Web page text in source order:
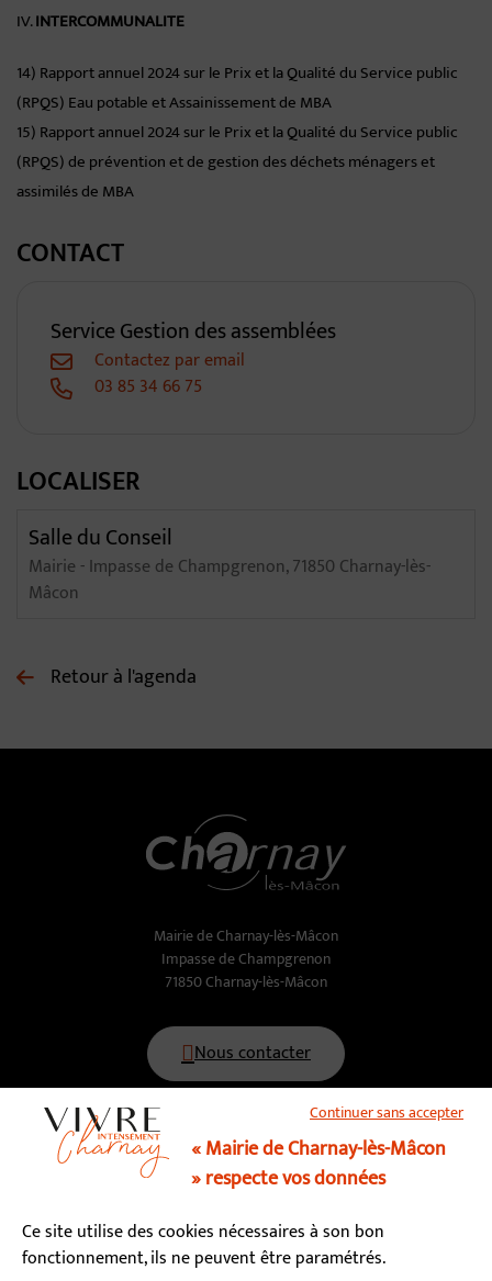
IV.INTERCOMMUNALITE
14) Rapport annuel 2024 sur le Prix et la Qualité du Service public
(RPQS) Eau potable et Assainissement de MBA
15) Rapport annuel 2024 sur le Prix et la Qualité du Service public
(RPQS) de prévention et de gestion des déchets ménagers et
assimilés de MBA
CONTACT
Service Gestion des assemblées
Contactez par email
03 85 34 66 75
LOCALISER
Salle du Conseil
Mairie - Impasse de Champgrenon, 71850 Charnay-lès-
Mâcon
Retour à l'agenda
Mairie de Charnay-lès-Mâcon
Impasse de Champgrenon
71850 Charnay-lès-Mâcon
Nous contacter
03 85 34 15 70
Lundi, mardi, mercredi, vendredi : 9h - 12h / 13h - 17h
Jeudi : fermé le matin / 13h - 17h
Continuer sans accepter
« Mairie de Charnay-lès-Mâcon
» respecte vos données
Ce site utilise des cookies nécessaires à son bon
fonctionnement, ils ne peuvent être paramétrés.